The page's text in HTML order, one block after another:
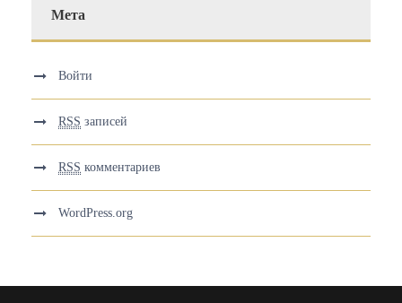
Мета
Войти
RSS записей
RSS комментариев
WordPress.org